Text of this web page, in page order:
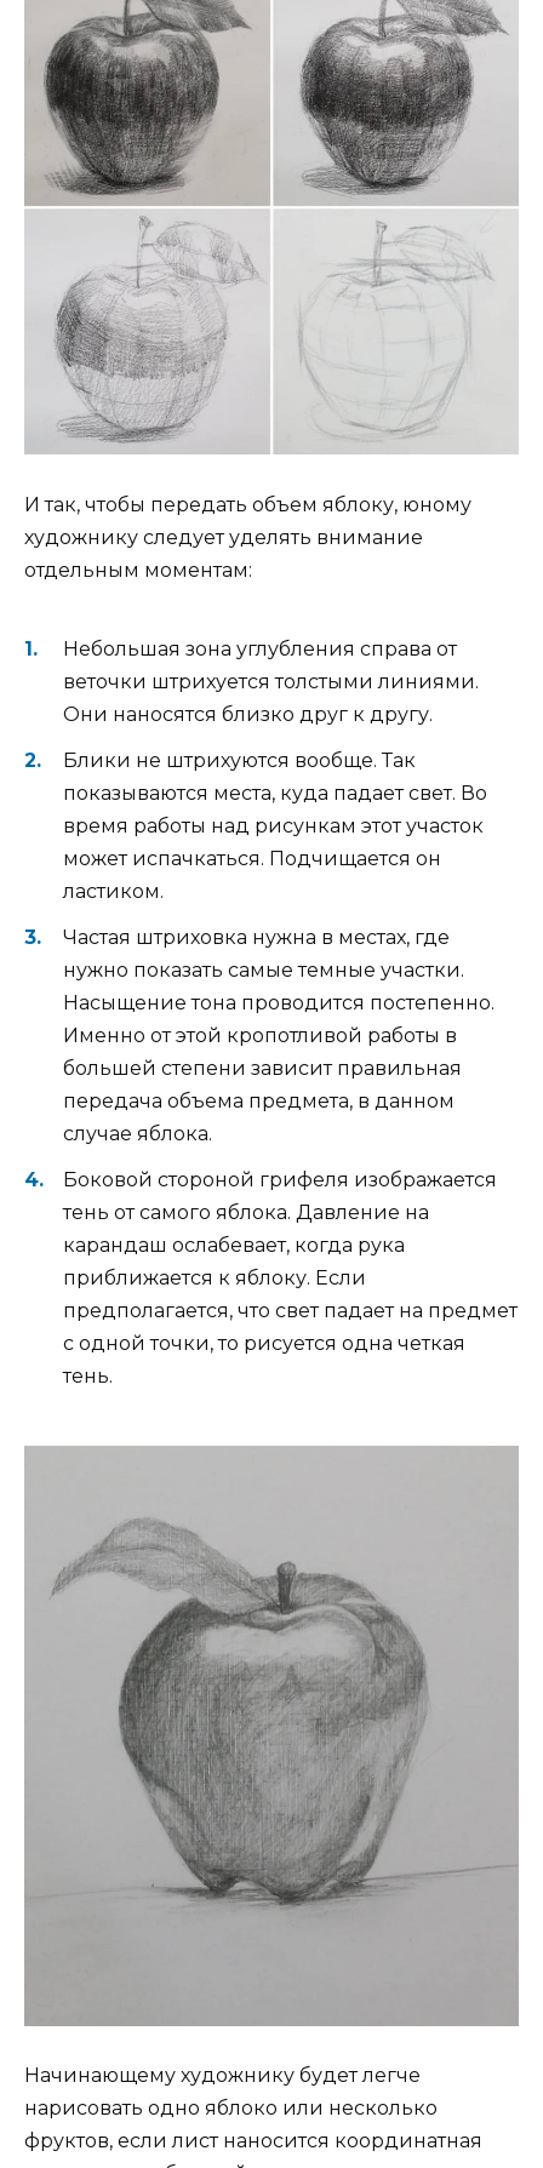
И так, чтобы передать объем яблоку, юному
художнику следует уделять внимание
отдельным моментам:
Небольшая зона углубления справа от
веточки штрихуется толстыми линиями.
Они наносятся близко друг к другу.
Блики не штрихуются вообще. Так
показываются места, куда падает свет. Во
время работы над рисункам этот участок
может испачкаться. Подчищается он
ластиком.
Частая штриховка нужна в местах, где
нужно показать самые темные участки.
Насыщение тона проводится постепенно.
Именно от этой кропотливой работы в
большей степени зависит правильная
передача объема предмета, в данном
случае яблока.
Боковой стороной грифеля изображается
тень от самого яблока. Давление на
карандаш ослабевает, когда рука
приближается к яблоку. Если
предполагается, что свет падает на предмет
с одной точки, то рисуется одна четкая
тень.
Начинающему художнику будет легче
нарисовать одно яблоко или несколько
фруктов, если лист наносится координатная